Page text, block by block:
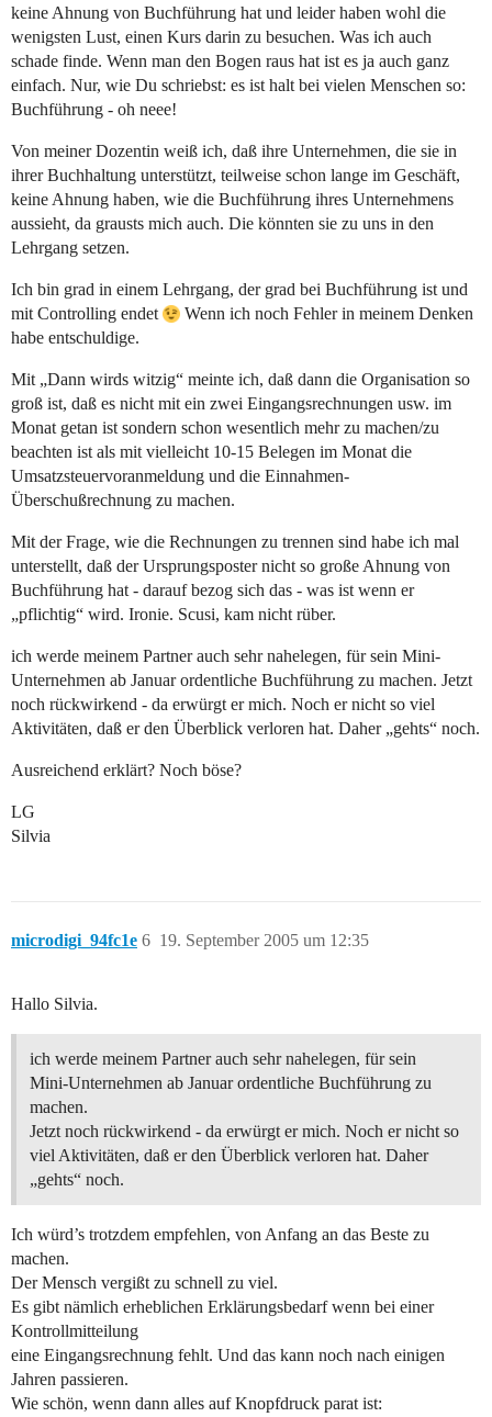
keine Ahnung von Buchführung hat und leider haben wohl die
wenigsten Lust, einen Kurs darin zu besuchen. Was ich auch
schade finde. Wenn man den Bogen raus hat ist es ja auch ganz
einfach. Nur, wie Du schriebst: es ist halt bei vielen Menschen so:
Buchführung - oh neee!
Von meiner Dozentin weiß ich, daß ihre Unternehmen, die sie in
ihrer Buchhaltung unterstützt, teilweise schon lange im Geschäft,
keine Ahnung haben, wie die Buchführung ihres Unternehmens
aussieht, da grausts mich auch. Die könnten sie zu uns in den
Lehrgang setzen.
Ich bin grad in einem Lehrgang, der grad bei Buchführung ist und
mit Controlling endet
Wenn ich noch Fehler in meinem Denken
habe entschuldige.
Mit „Dann wirds witzig“ meinte ich, daß dann die Organisation so
groß ist, daß es nicht mit ein zwei Eingangsrechnungen usw. im
Monat getan ist sondern schon wesentlich mehr zu machen/zu
beachten ist als mit vielleicht 10-15 Belegen im Monat die
Umsatzsteuervoranmeldung und die Einnahmen-
Überschußrechnung zu machen.
Mit der Frage, wie die Rechnungen zu trennen sind habe ich mal
unterstellt, daß der Ursprungsposter nicht so große Ahnung von
Buchführung hat - darauf bezog sich das - was ist wenn er
„pflichtig“ wird. Ironie. Scusi, kam nicht rüber.
ich werde meinem Partner auch sehr nahelegen, für sein Mini-
Unternehmen ab Januar ordentliche Buchführung zu machen. Jetzt
noch rückwirkend - da erwürgt er mich. Noch er nicht so viel
Aktivitäten, daß er den Überblick verloren hat. Daher „gehts“ noch.
Ausreichend erklärt? Noch böse?
LG
Silvia
microdigi_94fc1e 19. September 2005 um 12:35
6
Hallo Silvia.
ich werde meinem Partner auch sehr nahelegen, für sein
Mini-Unternehmen ab Januar ordentliche Buchführung zu
machen.
Jetzt noch rückwirkend - da erwürgt er mich. Noch er nicht so
viel Aktivitäten, daß er den Überblick verloren hat. Daher
„gehts“ noch.
Ich würd’s trotzdem empfehlen, von Anfang an das Beste zu
machen.
Der Mensch vergißt zu schnell zu viel.
Es gibt nämlich erheblichen Erklärungsbedarf wenn bei einer
Kontrollmitteilung
eine Eingangsrechnung fehlt. Und das kann noch nach einigen
Jahren passieren.
Wie schön, wenn dann alles auf Knopfdruck parat ist: